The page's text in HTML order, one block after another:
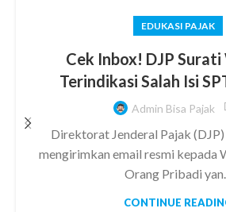
EDUKASI PAJAK
Cek Inbox! DJP Surati
Terindikasi Salah Isi
Admin Bisa Pajak
Direktorat Jenderal Pajak (DJP)
mengirimkan email resmi kepada
Orang Pribadi
CONTINUE